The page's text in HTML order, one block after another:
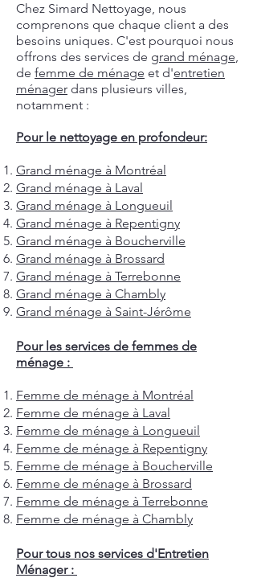
Chez Simard Nettoyage, nous
comprenons que chaque client a des
besoins uniques. C'est pourquoi nous
offrons des services de grand ménage,
de femme de ménage et d'entretien
ménager dans plusieurs villes,
notamment :
Pour le nettoyage en profondeur:
Grand ménage à Montréal
Grand ménage à Laval
Grand ménage à Longueuil
Grand ménage à Repentigny
Grand ménage à Boucherville
Grand ménage à Brossard
Grand ménage à Terrebonne
Grand ménage à Chambly
Grand ménage à Saint-Jérôme
Pour les services de femmes de
ménage :
Femme de ménage à Montréal
Femme de ménage à Laval
Femme de ménage à Longueuil
Femme de ménage à Repentigny
Femme de ménage à Boucherville
Femme de ménage à Brossard
Femme de ménage à Terrebonne
Femme de ménage à Chambly
Pour tous nos services d'Entretien
Ménager :